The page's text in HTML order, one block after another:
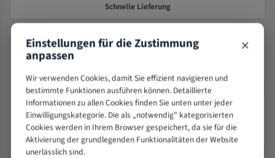
Schnelle Lieferung
PRÄZISION TRIFFT QUALITÄT
24/7 KUNDENSERVICE
Wir sind 24/7 für Sie da
Einstellungen für die Zustimmung
anpassen ×
Wir verwenden Cookies, damit Sie effizient navigieren und
bestimmte Funktionen ausführen können. Detaillierte
Informationen zu allen Cookies finden Sie unten unter jeder
Einwilligungskategorie. Die als „notwendig" kategorisierten
Cookies werden in Ihrem Browser gespeichert, da sie für die
Aktivierung der grundlegenden Funktionalitäten der Website
unerlässlich sind.